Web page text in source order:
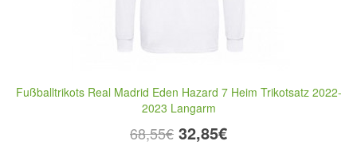
Fußballtrikots Real Madrid Eden Hazard 7 Heim Trikotsatz 2022-
2023 Langarm
68,55€ 32,85€